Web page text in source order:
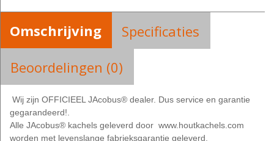
Omschrijving
Specificaties
Beoordelingen (0)
Wij zijn OFFICIEEL JAcobus® dealer. Dus service en garantie
gegarandeerd!.
Alle JAcobus® kachels geleverd door www.houtkachels.com
worden met levenslange fabrieksgarantie geleverd.